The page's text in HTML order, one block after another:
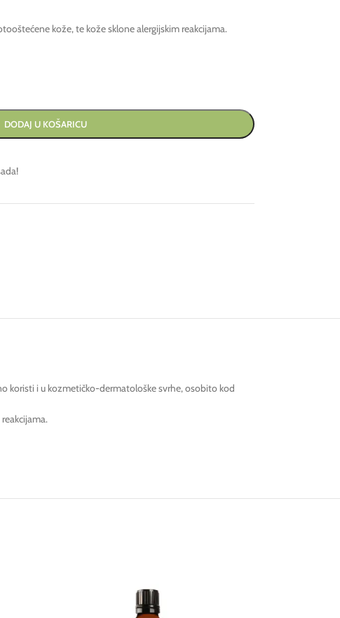
kože, te kože sklone alergijskim reakcijama.
DODAJ U KOŠARICU
koristi i u kozmetičko-dermatološke svrhe, osobito kod